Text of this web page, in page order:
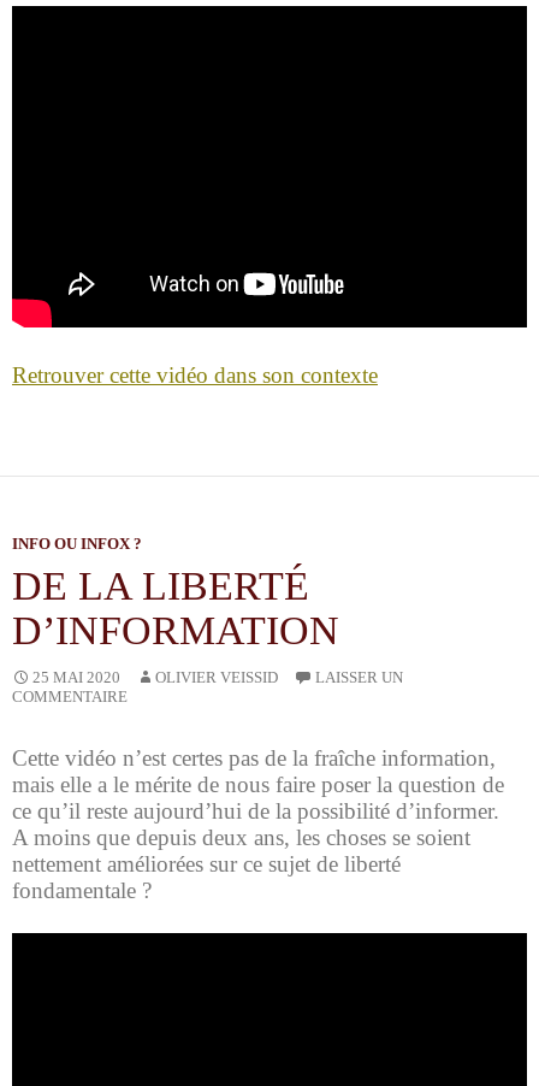
Retrouver cette vidéo dans son contexte
INFO OU INFOX ?
DE LA LIBERTÉ
D’INFORMATION
25 MAI 2020 OLIVIER VEISSID
LAISSER UN
COMMENTAIRE
Cette vidéo n’est certes pas de la fraîche information,
mais elle a le mérite de nous faire poser la question de
ce qu’il reste aujourd’hui de la possibilité d’informer.
A moins que depuis deux ans, les choses se soient
nettement améliorées sur ce sujet de liberté
fondamentale ?